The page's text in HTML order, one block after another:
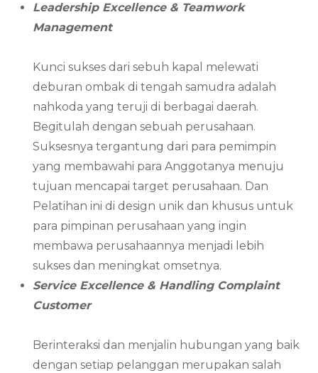
Leadership Excellence & Teamwork
Management
Kunci sukses dari sebuh kapal melewati
deburan ombak di tengah samudra adalah
nahkoda yang teruji di berbagai daerah.
Begitulah dengan sebuah perusahaan.
Suksesnya tergantung dari para pemimpin
yang membawahi para Anggotanya menuju
tujuan mencapai target perusahaan. Dan
Pelatihan ini di design unik dan khusus untuk
para pimpinan perusahaan yang ingin
membawa perusahaannya menjadi lebih
sukses dan meningkat omsetnya.
Service Excellence & Handling Complaint
Customer
Berinteraksi dan menjalin hubungan yang baik
dengan setiap pelanggan merupakan salah